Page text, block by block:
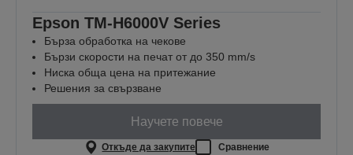
Epson TM-H6000V Series
Бърза обработка на чекове
Бързи скорости на печат от до 350 mm/s
Ниска обща цена на притежание
Решения за свързване
Научете повече
Откъде да закупите Сравнение